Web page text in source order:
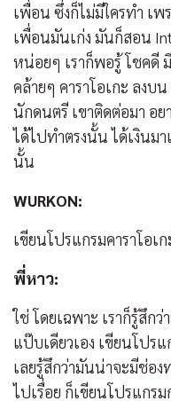
เพื่อน ซึ่งก็ไม่มีใครทำ เ
เพื่อนมันเก่ง มันก็สอน
หน่อยๆ เราก็พอรู้ โชคดี
คล้ายๆ คาราโอเกะ ลงบ
นักดนตรี เขาติดต่อมา อย
ได้ไปทำตรงนั้น ได้เงินม
นั้น
WURKON:
เขียนโปรแกรมคาราโอเ
พี่หาว:
ใช่ โดยเฉพาะ เราก็รู้สึกว่
แป๊บเดียวเอง เขียนโปร
เลยรู้สึกว่ามันน่าจะมีช่อ
ไปเรื่อย ก็เขียนโปรแกรม